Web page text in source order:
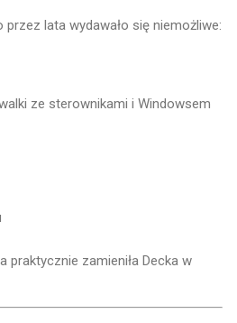
przez lata wydawało się niemożliwe:
ze sterownikami i Windowsem
praktycznie zamieniła Decka w